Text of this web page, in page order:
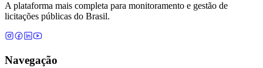
A plataforma mais completa para monitoramento e gestão de
licitações públicas do Brasil.
Navegação